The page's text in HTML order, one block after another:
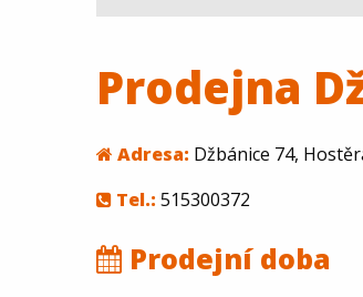
Prodejna
Adresa: Džbánice 74,
Tel.: 515300372
Prodejní doba